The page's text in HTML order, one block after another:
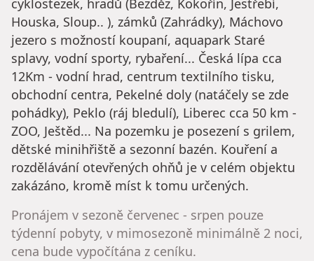
cyklostezek, hradů (Bezděz, Kokořín, Jestřebí,
Houska, Sloup.. ), zámků (Zahrádky), Máchovo
jezero s možností koupaní, aquapark Staré
splavy, vodní sporty, rybaření... Česká lípa cca
12Km - vodní hrad, centrum textilního tisku,
obchodní centra, Pekelné doly (natáčely se zde
pohádky), Peklo (ráj bledulí), Liberec cca 50 km -
ZOO, Ještěd... Na pozemku je posezení s grilem,
dětské minihřiště a sezonní bazén. Kouření a
rozdělávání otevřených ohňů je v celém objektu
zakázáno, kromě míst k tomu určených.
Pronájem v sezoně červenec - srpen pouze
týdenní pobyty, v mimosezoně minimálně 2 noci,
cena bude vypočítána z ceníku.